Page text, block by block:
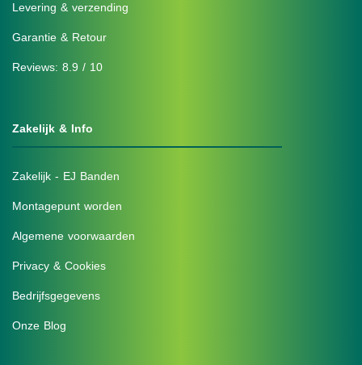
Levering & verzending
Garantie & Retour
Reviews: 8.9 / 10
Zakelijk & Info
Zakelijk - EJ Banden
Montagepunt worden
Algemene voorwaarden
Privacy & Cookies
Bedrijfsgegevens
Onze Blog